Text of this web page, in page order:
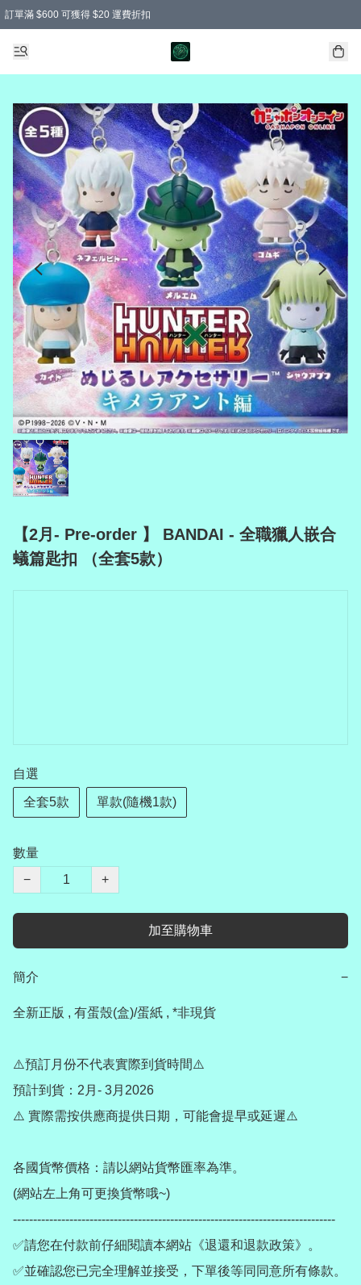
訂單滿 $600 可獲得 $20 運費折扣
【2月- Pre-order 】 BANDAI - 全職獵人嵌合
蟻篇匙扣 （全套5款）
自選
全套5款 單款(隨機1款)
數量
−
+
加至購物車
簡介 −
全新正版 , 有蛋殼(盒)/蛋紙 , *非現貨
⚠️預訂月份不代表實際到貨時間⚠️
預計到貨：2月- 3月2026
⚠️ 實際需按供應商提供日期，可能會提早或延遲⚠️
各國貨幣價格：請以網站貨幣匯率為準。
(網站左上角可更換貨幣哦~)
--------------------------------------------------------------------------------
✅請您在付款前仔細閱讀本網站《退還和退款政策》。
✅並確認您已完全理解並接受，下單後等同同意所有條款。